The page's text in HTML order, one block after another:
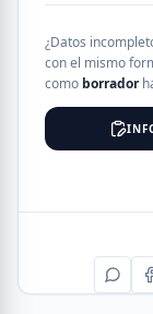
¿Datos
con el mismo
como borrador